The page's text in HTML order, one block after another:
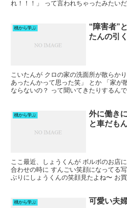
れ！！！」 って言われちゃったみたい
桃から学ぶ
“障害者”
たんの引
こいたんが クロの家の洗面所が散らか
あったんかって思った笑」 とか 「家が
ならないの？ って聞いてきたりするん
桃から学ぶ
外に働き
と車だも
ここ最近、しょうくんが ボルボのお店
合わせの時に すんごい笑顔になってる
ぶりにしょうくんの笑顔見たよね〜 お
桃から学ぶ 可愛い夫